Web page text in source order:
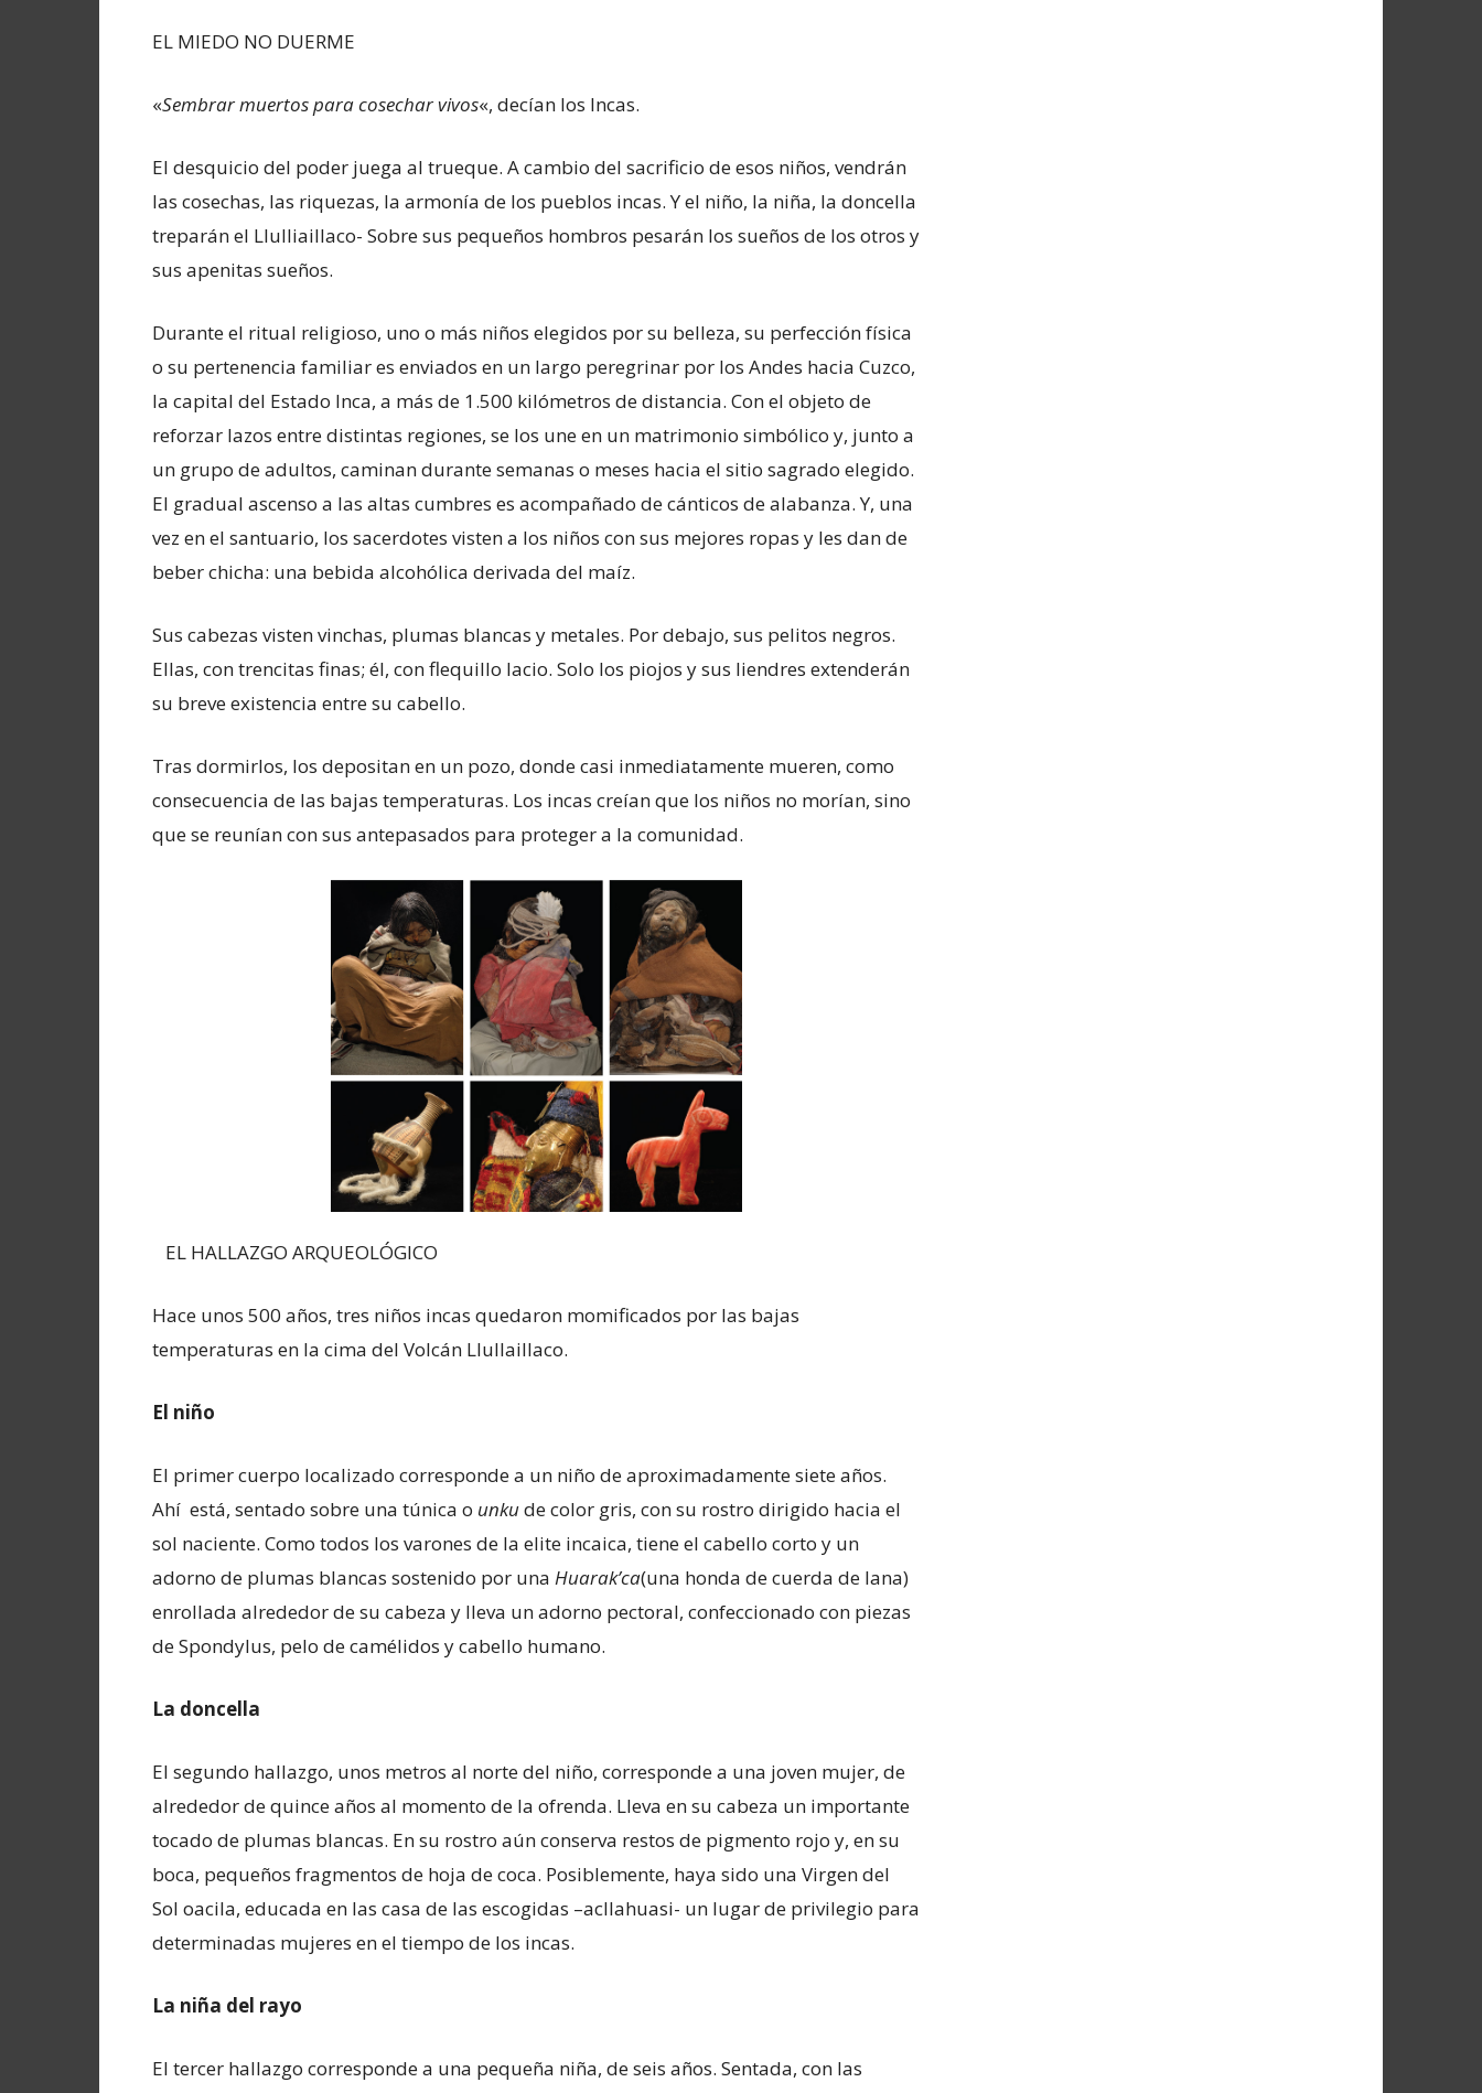
EL MIEDO NO DUERME
«Sembrar muertos para cosechar vivos«, decían los Incas.
El desquicio del poder juega al trueque. A cambio del sacrificio de esos niños, vendrán
las cosechas, las riquezas, la armonía de los pueblos incas. Y el niño, la niña, la doncella
treparán el Llulliaillaco- Sobre sus pequeños hombros pesarán los sueños de los otros y
sus apenitas sueños.
Durante el ritual religioso, uno o más niños elegidos por su belleza, su perfección física
o su pertenencia familiar es enviados en un largo peregrinar por los Andes hacia Cuzco,
la capital del Estado Inca, a más de 1.500 kilómetros de distancia. Con el objeto de
reforzar lazos entre distintas regiones, se los une en un matrimonio simbólico y, junto a
un grupo de adultos, caminan durante semanas o meses hacia el sitio sagrado elegido.
El gradual ascenso a las altas cumbres es acompañado de cánticos de alabanza. Y, una
vez en el santuario, los sacerdotes visten a los niños con sus mejores ropas y les dan de
beber chicha: una bebida alcohólica derivada del maíz.
Sus cabezas visten vinchas, plumas blancas y metales. Por debajo, sus pelitos negros.
Ellas, con trencitas finas; él, con flequillo lacio. Solo los piojos y sus liendres extenderán
su breve existencia entre su cabello.
Tras dormirlos, los depositan en un pozo, donde casi inmediatamente mueren, como
consecuencia de las bajas temperaturas. Los incas creían que los niños no morían, sino
que se reunían con sus antepasados para proteger a la comunidad.
EL HALLAZGO ARQUEOLÓGICO
Hace unos 500 años, tres niños incas quedaron momificados por las bajas
temperaturas en la cima del Volcán Llullaillaco.
El niño
El primer cuerpo localizado corresponde a un niño de aproximadamente siete años.
Ahí está, sentado sobre una túnica o unkude color gris, con su rostro dirigido hacia el
sol naciente. Como todos los varones de la elite incaica, tiene el cabello corto y un
adorno de plumas blancas sostenido por una Huarak’ca(una honda de cuerda de lana)
enrollada alrededor de su cabeza y lleva un adorno pectoral, confeccionado con piezas
de Spondylus, pelo de camélidos y cabello humano.
La doncella
El segundo hallazgo, unos metros al norte del niño, corresponde a una joven mujer, de
alrededor de quince años al momento de la ofrenda. Lleva en su cabeza un importante
tocado de plumas blancas. En su rostro aún conserva restos de pigmento rojo y, en su
boca, pequeños fragmentos de hoja de coca. Posiblemente, haya sido una Virgen del
Sol oacila, educada en las casa de las escogidas –acllahuasi- un lugar de privilegio para
determinadas mujeres en el tiempo de los incas.
La niña del rayo
El tercer hallazgo corresponde a una pequeña niña, de seis años. Sentada, con las